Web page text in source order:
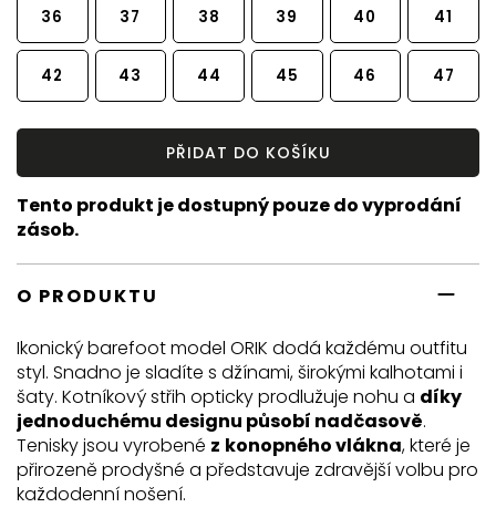
36 37 38 39 40 41
42 43 44 45 46 47
PŘIDAT DO KOŠÍKU
Tento produkt je dostupný pouze do vyprodání
zásob.
O PRODUKTU
Ikonický barefoot model ORIK dodá každému outfitu
styl. Snadno je sladíte s džínami, širokými kalhotami i
šaty. Kotníkový střih opticky prodlužuje nohu a díky
jednoduchému designu působí nadčasově.
Tenisky jsou vyrobené z konopného vlákna, které je
přirozeně prodyšné a představuje zdravější volbu pro
každodenní nošení.